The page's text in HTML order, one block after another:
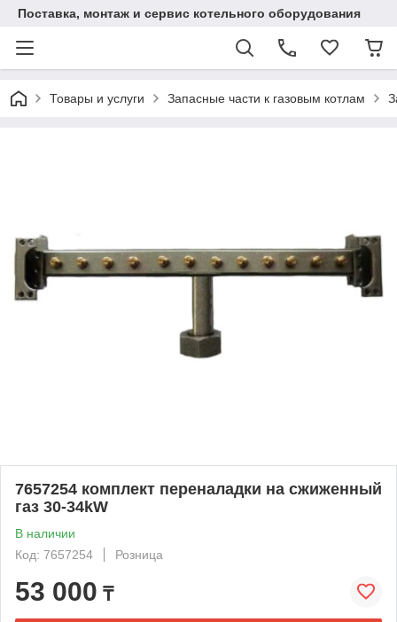
Поставка, монтаж и сервис котельного оборудования
Товары и услуги Запасные части к газовым котлам
7657254 комплект переналадки на сжиженный
газ 30-34kW
В наличии
Код: 7657254
Розница
53 000 ₸